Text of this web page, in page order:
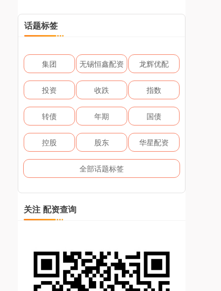
话题标签
集团 无锡恒鑫配资 龙辉优配
投资 收跌 指数
转债 年期 国债
控股 股东 华星配资
全部话题标签
关注 配资查询